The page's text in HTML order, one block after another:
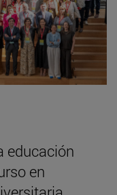
educación
en